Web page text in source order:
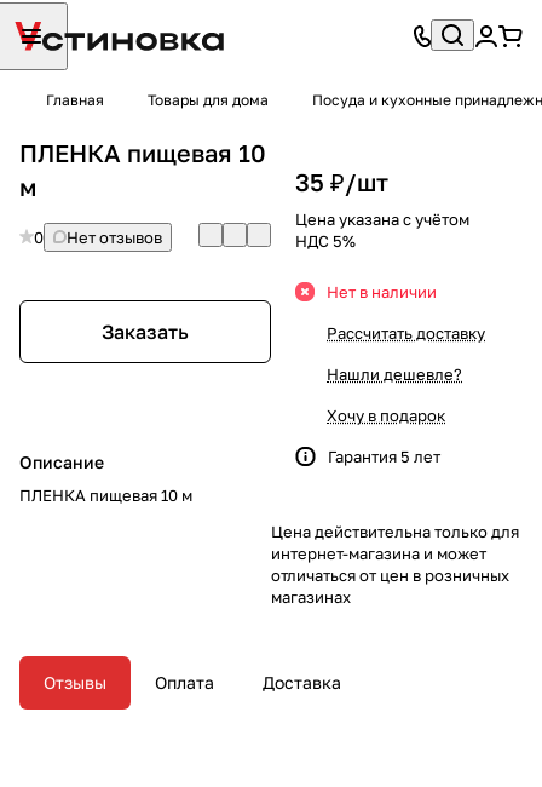
Главная Товары для дома Посуда и кухонные
ПЛЕНКА пищевая 10
м
0 Нет отзывов
Заказать
Описание
ПЛЕНКА пищевая 10 м
35 ₽/шт
Цена указана с учётом
НДС 5%
Нет в наличии
Рассчитать доставку
Нашли дешевле?
Хочу в подарок
Гарантия 5 лет
Цена действительна только для
интернет-магазина и может
отличаться от цен в розничных
магазинах
Отзывы Оплата Доставка